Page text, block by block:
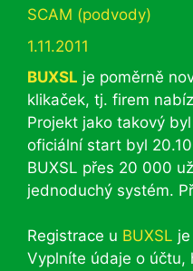
Rubriky
SCAM (podvody)
1.11.2011
BUXSL je poměrně
klikaček, tj. firem
Projekt jako takový
oficiální start byl
BUXSL přes 20 000
jednoduchý systém.
Registrace u BUXSL
Vyplníte údaje o účtu,